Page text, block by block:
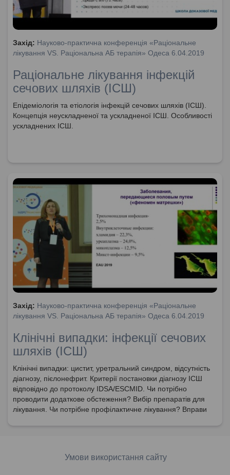
Захід: Науково-практична конференція «Раціональне
лікування VS. Раціональна АБ терапія» Одеса 6.04.2019
Раціональне лікування інфекцій
сечових шляхів (ІСШ)
Епідеміологія та етіологія інфекцій сечових шляхів (ІСШ).
Концепція неускладненої та ускладненої ІСШ. Особливості
ускладнених ІСШ.
Захід: Науково-практична конференція «Раціональне
лікування VS. Раціональна АБ терапія» Одеса 6.04.2019
Клінічні випадки: інфекції сечових
шляхів (ІСШ)
Клінічні випадки: цистит, уретральний синдром, відсутність
діагнозу, пієлонефрит. Критерії постановки діагнозу ІСШ
відповідно до протоколу IDSA/ESCMID. Чи потрібно
проводити додаткове обстеження? Вибір препаратів для
лікування. Чи потрібне профілактичне лікування? Вправи
Умови використання сайту